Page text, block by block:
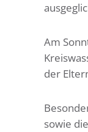
Am
der
sowie